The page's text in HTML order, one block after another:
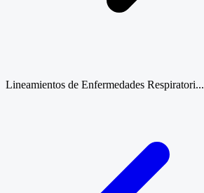
Lineamientos de Enfermedades Respiratori...